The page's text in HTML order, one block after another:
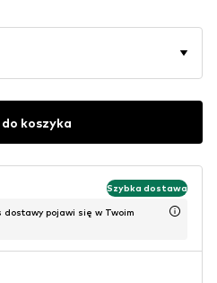
koszyka
Szybka dostawa
pojawi się w Twoim